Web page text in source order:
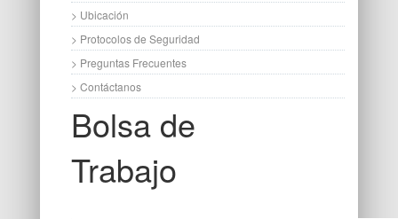
> Ubicación
> Protocolos de Seguridad
> Preguntas Frecuentes
> Contáctanos
Bolsa de
Trabajo